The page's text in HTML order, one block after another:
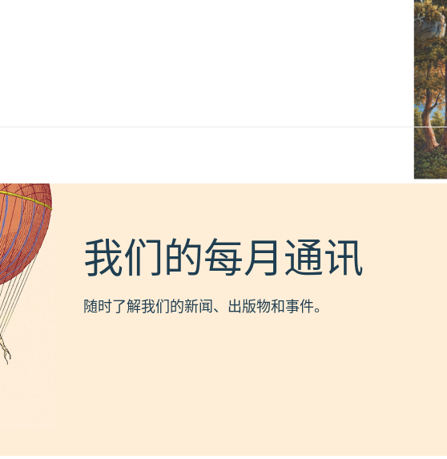
我们的每月通讯
随时了解我们的新闻、出版物和事件。